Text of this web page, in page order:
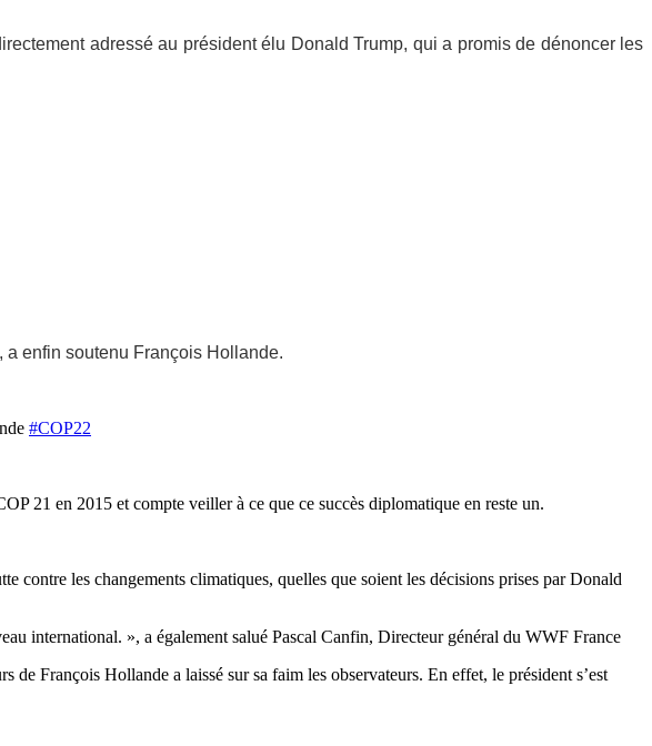
adressé au président élu Donald Trump, qui a promis de dénoncer les
a enfin soutenu François Hollande.
#COP22
21 en 2015 et compte veiller à ce que ce succès diplomatique en reste un.
contre les changements climatiques, quelles que soient les décisions prises par Donald
international. », a également salué Pascal Canfin, Directeur général du WWF France
François Hollande a laissé sur sa faim les observateurs. En effet, le président s’est